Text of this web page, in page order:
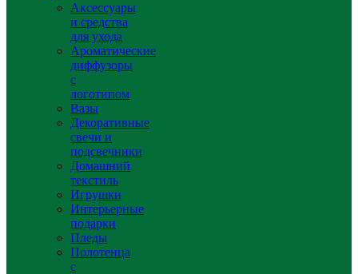
Аксессуары
и средства
для ухода
Ароматические
диффузоры
с
логотипом
Вазы
Декоративные
свечи и
подсвечники
Домашний
текстиль
Игрушки
Интерьерные
подарки
Пледы
Полотенца
с